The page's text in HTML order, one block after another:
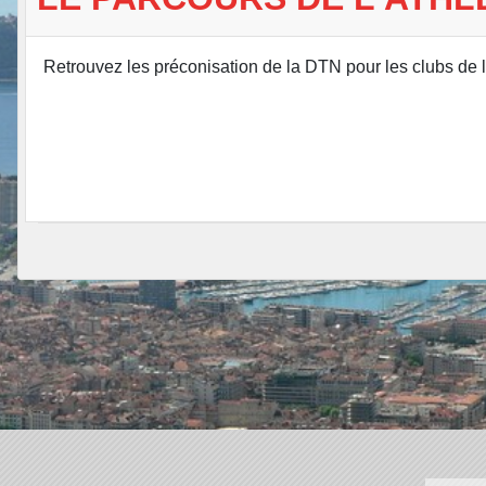
Retrouvez les préconisation de la DTN pour les clubs de